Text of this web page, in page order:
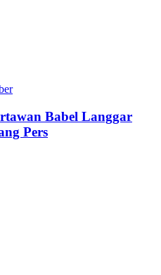
Babel Langgar
Pers